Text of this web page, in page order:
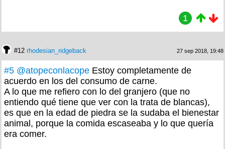
1
#12 rhodesian_ridgeback 27 sep 2018, 19:48
#5 @atopeconlacope Estoy completamente de
acuerdo en los del consumo de carne.
A lo que me refiero con lo del granjero (que no
entiendo qué tiene que ver con la trata de blancas),
es que en la edad de piedra se la sudaba el bienestar
animal, porque la comida escaseaba y lo que quería
era comer.